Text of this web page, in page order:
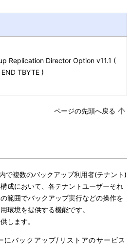
Replication Director Option v11.1 (
TBYTE )
ページの先頭へ戻る
で複数のバックアップ利用者(テナント)
成において、各テナントユーザーそれ
範囲でバックアップ実行などの操作を
環境を提供する機能です。
します。
にバックアップ/リストアのサービス